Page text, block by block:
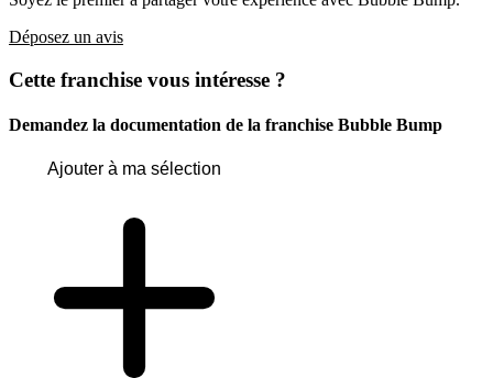
Déposez un avis
Cette franchise vous intéresse ?
Demandez la documentation de la franchise Bubble Bump
Ajouter à ma sélection